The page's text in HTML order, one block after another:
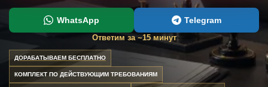
WhatsApp Telegram
Ответим за ~15 минут
ДОРАБАТЫВАЕМ БЕСПЛАТНО
КОМПЛЕКТ ПО ДЕЙСТВУЮЩИМ ТРЕБОВАНИЯМ